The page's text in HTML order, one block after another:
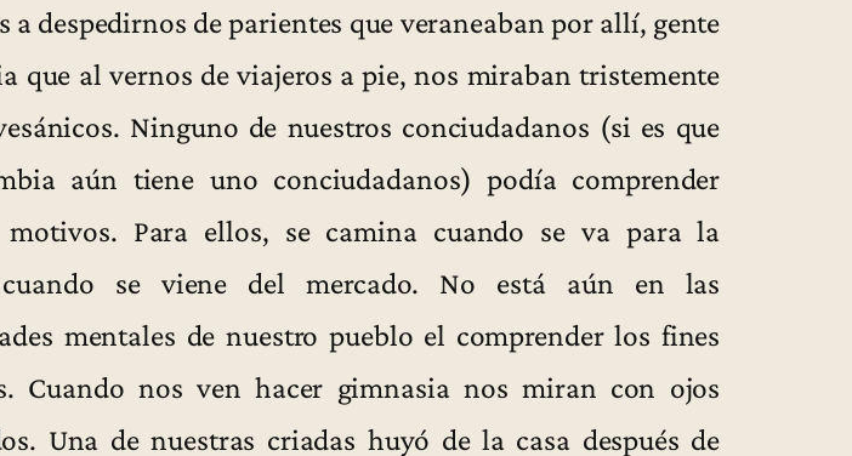
a despedirnos de parientes que veraneaban por allí, gente
que al vernos de viajeros a pie, nos miraban tristemente
Ninguno de nuestros conciudadanos (si es que
aún tiene uno conciudadanos) podía comprender
motivos. Para ellos, se camina cuando se va para la
se viene del mercado. No está aún en las
mentales de nuestro pueblo el comprender los fines
Cuando nos ven hacer gimnasia nos miran con ojos
Una de nuestras criadas huyó de la casa después de